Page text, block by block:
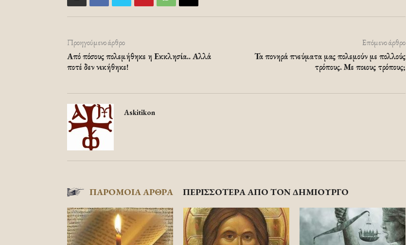
Προηγούμενο άρθρο
Από πόσους πολεμήθηκε η Εκκλησία.. Αλλά
ποτέ δεν νικήθηκε!
Επόμενο άρθρο
Τα πονηρά πνεύματα μας πολεμούν με πολλούς
τρόπους. Με ποιους τρόπους;
Askitikon
ΠΑΡΟΜΟΙΑ ΑΡΘΡΑ ΠΕΡΙΣΣΟΤΕΡΑ ΑΠΟ ΤΟΝ ΔΗΜΙΟΥΡΓΟ